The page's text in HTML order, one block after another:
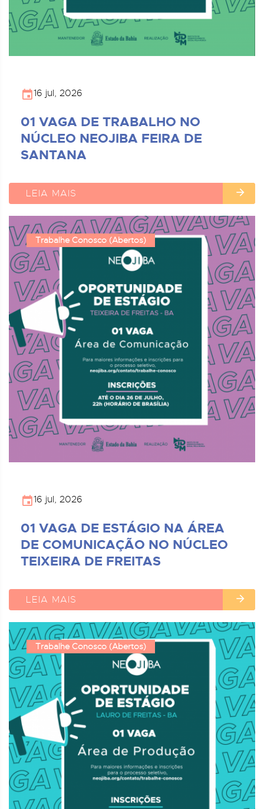
16 jul, 2026
01 VAGA DE TRABALHO NO
NÚCLEO NEOJIBA FEIRA DE
SANTANA
LEIA MAIS
Trabalhe Conosco (Abertos)
16 jul, 2026
01 VAGA DE ESTÁGIO NA ÁREA
DE COMUNICAÇÃO NO NÚCLEO
TEIXEIRA DE FREITAS
LEIA MAIS
Trabalhe Conosco (Abertos)